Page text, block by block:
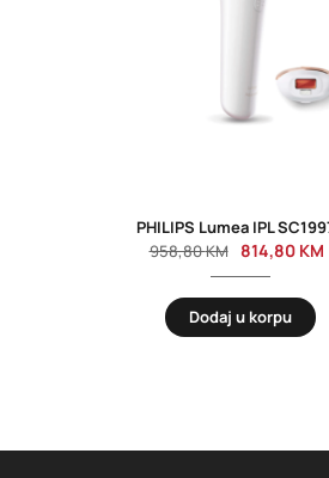
PHILIPS Lumea IPL
958,80KM 814,80 KM
Dodaj u korpu